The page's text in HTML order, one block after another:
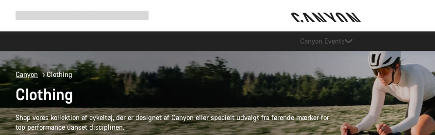
Spar med Canyons nyhedsbrev
Canyon Clothing
Clothing
Shop vores kollektion af cykeltøj, der er designet af Canyon eller specielt udvalgt fra førende mærker for
top performance uanset disciplinen.